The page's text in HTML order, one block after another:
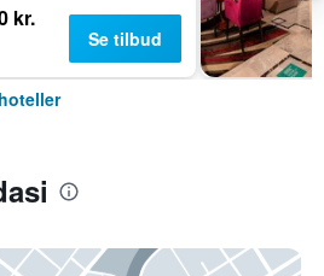
kr.
Se tilbud